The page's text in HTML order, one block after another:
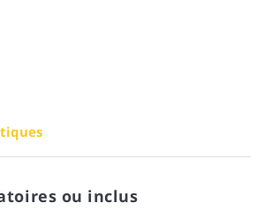
sur la Lagune
: 2736DTO-MT
ou inclus